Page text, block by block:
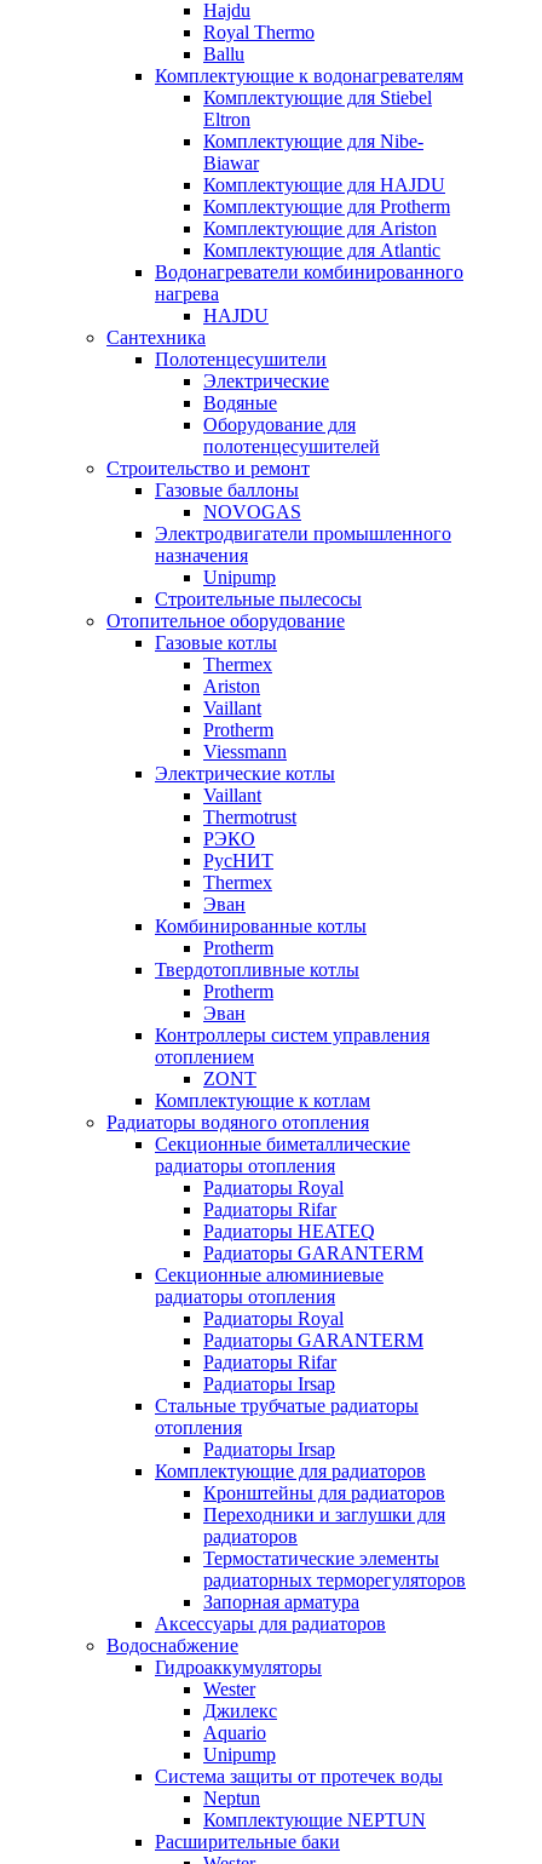
Hajdu
Royal Thermo
Ballu
Комплектующие к водонагревателям
Комплектующие для Stiebel
Eltron
Комплектующие для Nibe-
Biawar
Комплектующие для HAJDU
Комплектующие для Protherm
Комплектующие для Ariston
Комплектующие для Atlantic
Водонагреватели комбинированного
нагрева
HAJDU
Сантехника
Полотенцесушители
Электрические
Водяные
Оборудование для
полотенцесушителей
Строительство и ремонт
Газовые баллоны
NOVOGAS
Электродвигатели промышленного
назначения
Unipump
Строительные пылесосы
Отопительное оборудование
Газовые котлы
Thermex
Ariston
Vaillant
Protherm
Viessmann
Электрические котлы
Vaillant
Thermotrust
РЭКО
РусНИТ
Thermex
Эван
Комбинированные котлы
Protherm
Твердотопливные котлы
Protherm
Эван
Контроллеры систем управления
отоплением
ZONT
Комплектующие к котлам
Радиаторы водяного отопления
Секционные биметаллические
радиаторы отопления
Радиаторы Royal
Радиаторы Rifar
Радиаторы HEATEQ
Радиаторы GARANTERM
Секционные алюминиевые
радиаторы отопления
Радиаторы Royal
Радиаторы GARANTERM
Радиаторы Rifar
Радиаторы Irsap
Стальные трубчатые радиаторы
отопления
Радиаторы Irsap
Комплектующие для радиаторов
Кронштейны для радиаторов
Переходники и заглушки для
радиаторов
Термостатические элементы
радиаторных терморегуляторов
Запорная арматура
Аксессуары для радиаторов
Водоснабжение
Гидроаккумуляторы
Wester
Джилекс
Aquario
Unipump
Система защиты от протечек воды
Neptun
Комплектующие NEPTUN
Расширительные баки